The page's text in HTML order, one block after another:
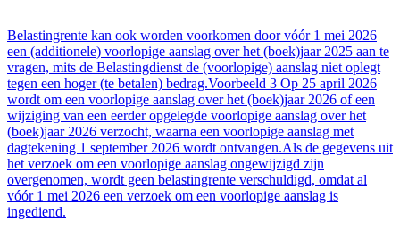
Belastingrente kan ook worden voorkomen door vóór 1 mei 2026
een (additionele) voorlopige aanslag over het (boek)jaar 2025 aan te
vragen, mits de Belastingdienst de (voorlopige) aanslag niet oplegt
tegen een hoger (te betalen) bedrag.Voorbeeld 3 Op 25 april 2026
wordt om een voorlopige aanslag over het (boek)jaar 2026 of een
wijziging van een eerder opgelegde voorlopige aanslag over het
(boek)jaar 2026 verzocht, waarna een voorlopige aanslag met
dagtekening 1 september 2026 wordt ontvangen.Als de gegevens uit
het verzoek om een voorlopige aanslag ongewijzigd zijn
overgenomen, wordt geen belastingrente verschuldigd, omdat al
vóór 1 mei 2026 een verzoek om een voorlopige aanslag is
ingediend.